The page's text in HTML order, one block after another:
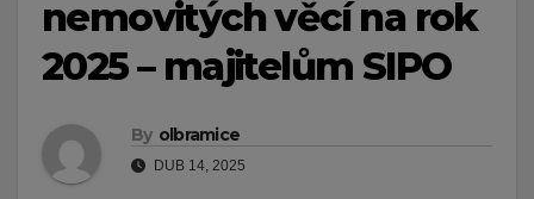
nemovitých věcí na rok
2025 – majitelům SIPO
By olbramice
DUB 14, 2025